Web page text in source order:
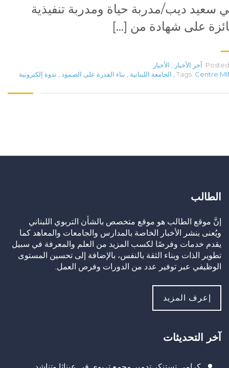
سعيد ديب/مدربة حياة ومدربة تنفيذية
على شهادة من […]
Posted آخر الأخبار , الأخبار
Tags: Centre
, الجامعة اللبنانية , بناء القدرة على الصمود, ندوة إلكترونية
الطالب
إنَّ موقع الطالب هو موقع متخصص بالشأن التربوي اللبناني
ويُعنى بنشر الأخبار الخاصة بالمدارس والجامعات والمعاهد كما
يقدم خدمات وفرصًا لكسب المزيد من العلم والمعرفة في سبيل
تطوير الذات وبناء الثقة بالنفس، بالإضافة إلى تحسين المستوى
الوظيفي عبر توفير عدد من الدورات وفرص العمل.
إعرف المزيد
آخر التحديثات